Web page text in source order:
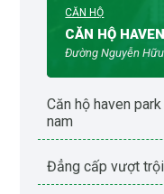
CĂN HỘ
CĂN HỘ
Đường Nguyễn
căn hộ haven park kích cầu bất động sản khu
nam
đẳng cấp vượt